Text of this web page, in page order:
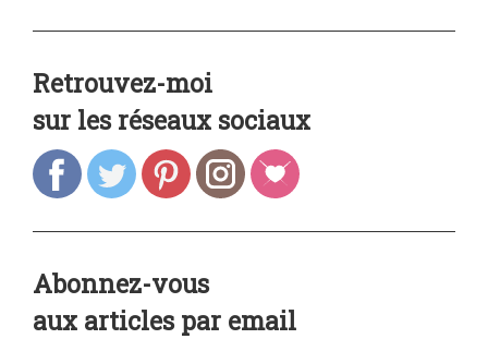
Retrouvez-moi
sur les réseaux sociaux
Abonnez-vous
aux articles par email